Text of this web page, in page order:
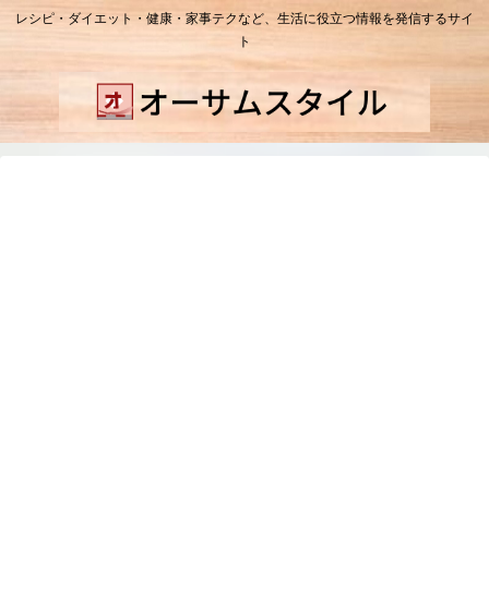
レシピ・ダイエット・健康・家事テクなど、生活に役立つ情報を発信するサイ
ト